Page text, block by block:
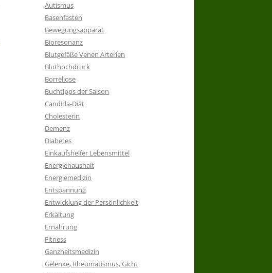
Autismus
Basenfasten
Bewegungsapparat
Bioresonanz
Blutgefäße Venen Arterien
Bluthochdruck
Borreliose
Buchtipps der Saison
Candida-Diät
Cholesterin
Demenz
Diabetes
Einkaufshelfer Lebensmittel
Energiehaushalt
Energiemedizin
Entspannung
Entwicklung der Persönlichkeit
Erkältung
Ernährung
Fitness
Ganzheitsmedizin
Gelenke, Rheumatismus, Gicht